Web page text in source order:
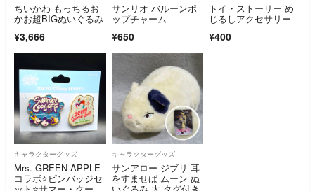
ちいかわ もっちるお
かお超BIGぬいぐるみ
¥3,666
サンリオ バルーンポ
ップチャーム
¥650
トイ・ストーリー め
じるしアクセサリー
¥400
キャラクターグッズ
Mrs. GREEN APPLE
コラボ⭐ピンバッジセ
キャラクターグッズ
サンアロー ジブリ 耳
をすませば ムーン ぬ